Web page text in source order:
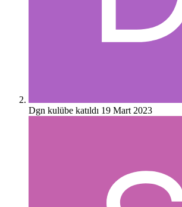
Dgn kulübe katıldı 19 Mart 2023